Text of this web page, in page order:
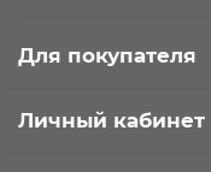
Для покупателя
Личный кабинет